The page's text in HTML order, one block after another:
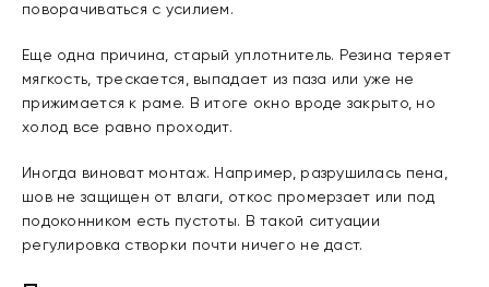
поворачиваться с усилием.
Еще одна причина, старый уплотнитель. Резина теряет
мягкость, трескается, выпадает из паза или уже не
прижимается к раме. В итоге окно вроде закрыто, но
холод все равно проходит.
Иногда виноват монтаж. Например, разрушилась пена,
шов не защищен от влаги, откос промерзает или под
подоконником есть пустоты. В такой ситуации
регулировка створки почти ничего не даст.